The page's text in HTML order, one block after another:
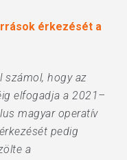
érkezését a
számol, hogy az
elfogadja a 2021–
magyar operatív
pedig
a